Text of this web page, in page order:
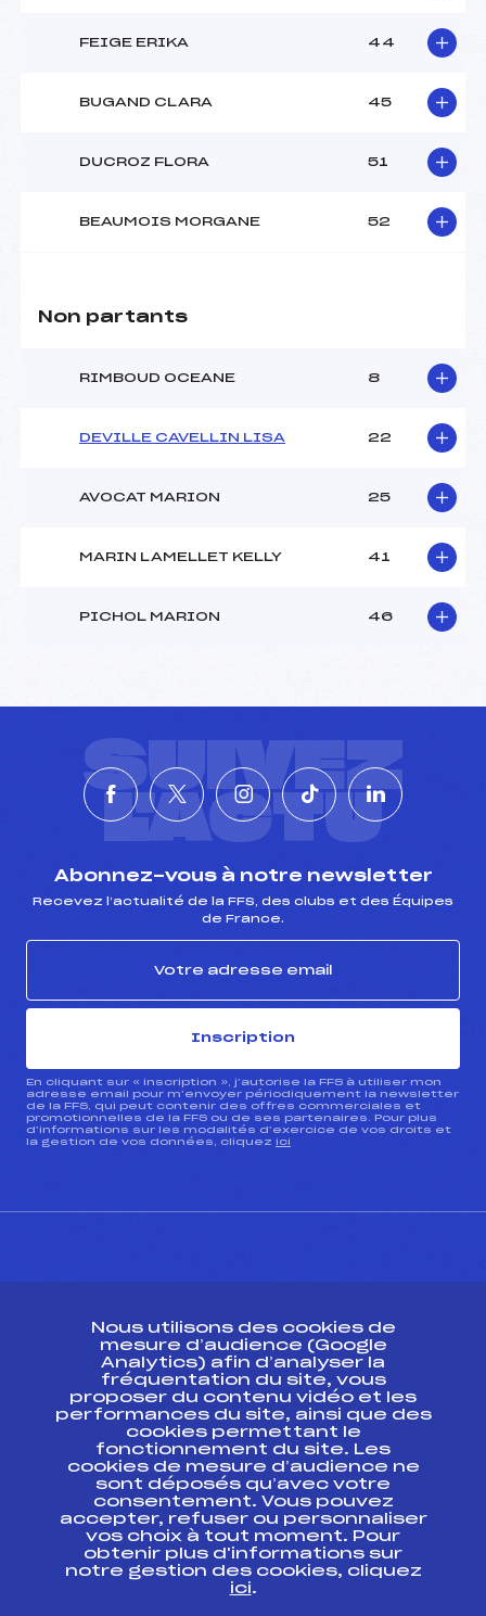
FEIGE ERIKA 44
BUGAND CLARA 45
DUCROZ FLORA 51
BEAUMOIS MORGANE 52
Non partants
RIMBOUD OCEANE 8
DEVILLE CAVELLIN LISA 22
AVOCAT MARION 25
MARIN LAMELLET KELLY 41
PICHOL MARION 46
SUIVEZ
L'ACTU
Abonnez-vous à notre newsletter
Recevez l’actualité de la FFS, des clubs et des Équipes
de France.
Inscription
En cliquant sur « inscription », j’autorise la FFS à utiliser mon
adresse email pour m’envoyer périodiquement la newsletter
de la FFS, qui peut contenir des offres commerciales et
promotionnelles de la FFS ou de ses partenaires. Pour plus
d’informations sur les modalités d’exercice de vos droits et
la gestion de vos données, cliquez ici
Ressources
Pass’Neige
Projet sportif fédéral
Projet de performance fédéral
Antidopage
Pôle Développement, Formation, Suivi
Scientifique
Listes ministérielles
Pôle vie de l’athlète
Enseignement professionnel
Nous utilisons des cookies de
mesure d’audience (Google
Analytics) afin d’analyser la
fréquentation du site, vous
proposer du contenu vidéo et les
performances du site, ainsi que des
cookies permettant le
fonctionnement du site. Les
cookies de mesure d’audience ne
sont déposés qu’avec votre
consentement. Vous pouvez
accepter, refuser ou personnaliser
vos choix à tout moment. Pour
obtenir plus d'informations sur
notre gestion des cookies, cliquez
ici.